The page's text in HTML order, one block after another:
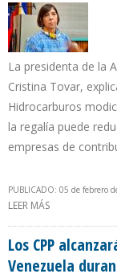
La presidenta de la
Cristina Tovar,
Hidrocarburos
la regalía puede
empresas de
PUBLICADO: 05 de febrero
LEER MÁS
Los CPP
Venezuela